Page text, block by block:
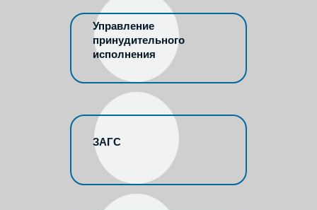
Управление
принудительного
исполнения
ЗАГС